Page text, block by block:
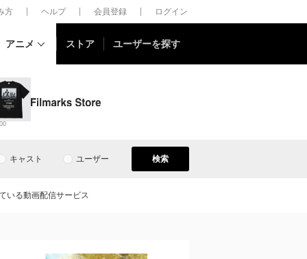
方 ヘルプ 会員登録 ログイン
アニメ ストア ユーザーを探す
キャスト ユーザー 検索
いる動画配信サービス